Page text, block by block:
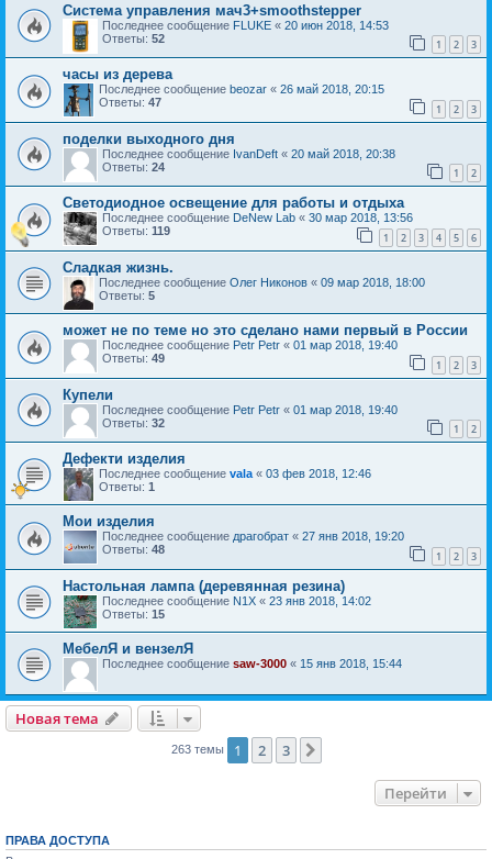
Система управления мач3+smoothstepper
Последнее сообщение FLUKE « 20 июн 2018, 14:53
Ответы: 52 1 2 3
часы из дерева
Последнее сообщение beozar « 26 май 2018, 20:15
Ответы: 47 1 2 3
поделки выходного дня
Последнее сообщение IvanDeft « 20 май 2018, 20:38
Ответы: 24 1 2
Светодиодное освещение для работы и отдыха
Последнее сообщение DeNew Lab « 30 мар 2018, 13:56
Ответы: 119 1 2 3 4 5 6
Сладкая жизнь.
Последнее сообщение Олег Никонов « 09 мар 2018, 18:00
Ответы: 5
может не по теме но это сделано нами первый в России
Последнее сообщение Petr Petr « 01 мар 2018, 19:40
Ответы: 49 1 2 3
Купели
Последнее сообщение Petr Petr « 01 мар 2018, 19:40
Ответы: 32 1 2
Дефекти изделия
Последнее сообщение vala « 03 фев 2018, 12:46
Ответы: 1
Мои изделия
Последнее сообщение драгобрат « 27 янв 2018, 19:20
Ответы: 48 1 2 3
Настольная лампа (деревянная резина)
Последнее сообщение N1X « 23 янв 2018, 14:02
Ответы: 15
МебелЯ и вензелЯ
Последнее сообщение saw-3000 « 15 янв 2018, 15:44
Новая тема
263 темы 1 2 3
Перейти
ПРАВА ДОСТУПА